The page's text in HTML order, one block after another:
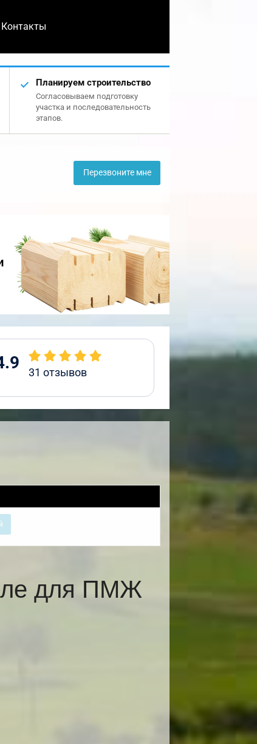
Контакты
Планируем строительство
Согласовываем подготовку
участка и последовательность
этапов.
Перезвоните мне
31 отзывов
для ПМЖ